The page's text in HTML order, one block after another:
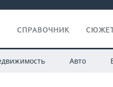
СПРАВОЧНИК
Авто